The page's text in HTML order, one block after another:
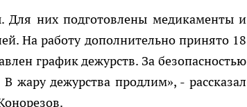
Для них подготовлены медикаменты и
На работу дополнительно принято 18
график дежурств. За безопасностью
жару дежурства продлим», - рассказал